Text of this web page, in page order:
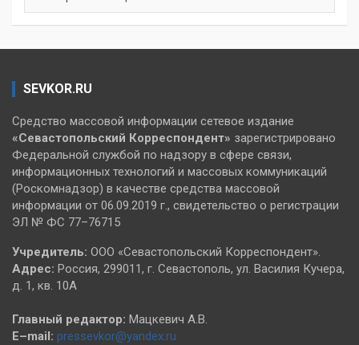
SEVKOR.RU
Средство массовой информации сетевое издание
«Севастопольский Корреспондент» зарегистрировано
Федеральной службой по надзору в сфере связи,
информационных технологий и массовых коммуникаций
(Роскомнадзор) в качестве средства массовой
информации от 06.09.2019 г., свидетельство о регистрации
ЭЛ № ФС 77–76715
Учредитель: ООО «Севастопольский Корреспондент».
Адрес: Россия, 299011, г. Севастополь, ул. Василия Кучера,
д. 1, кв. 10А
Главный редактор: Мацкевич А.В.
E–mail: pressevkor@yandex.ru